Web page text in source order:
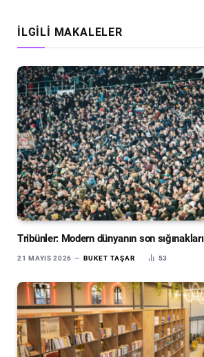
İLGILI MAKALELER
Tribünler: Modern dünyanın son sığınakları
21 MAYIS 2026 BUKET TAŞAR 53